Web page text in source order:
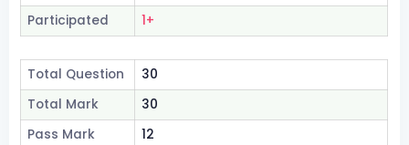
Participated 1+
Total Question
30
Total Mark
30
Pass Mark
12